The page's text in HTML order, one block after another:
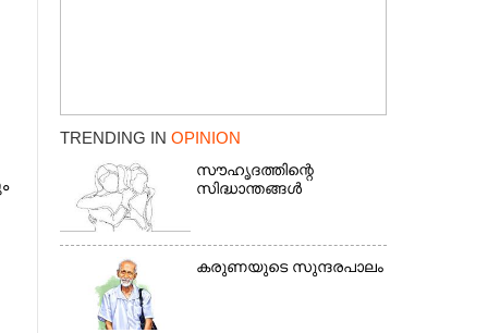
TRENDING IN OPINION
സൗഹൃദത്തിന്റെ
സിദ്ധാന്തങ്ങൾ
കരുണയുടെ സുന്ദരപാലം